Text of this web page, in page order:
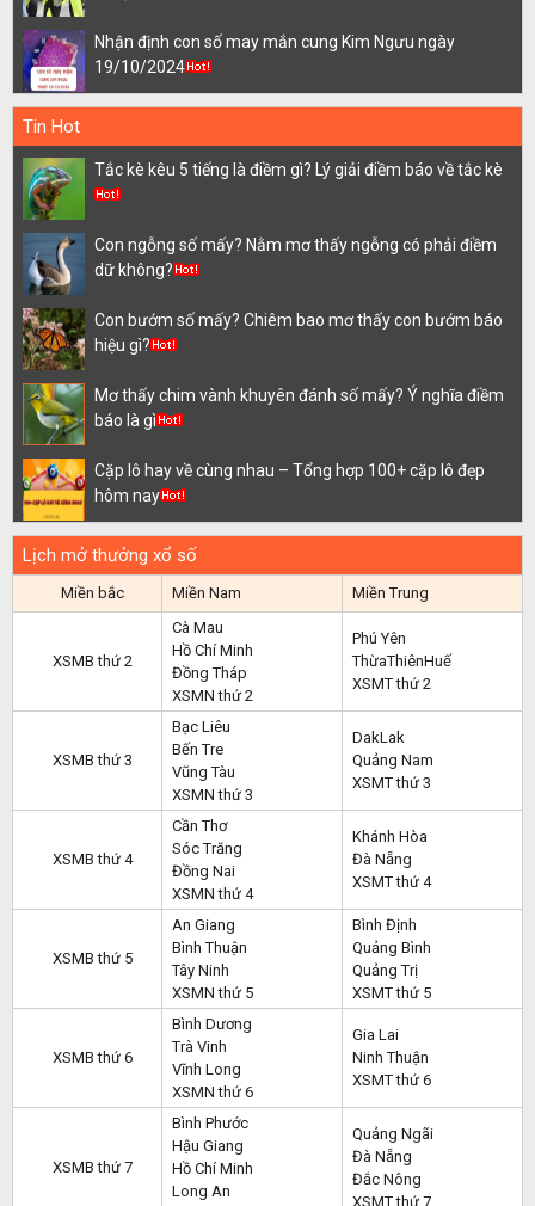
Nhận định con số may mắn cung Kim Ngưu ngày
19/10/2024
Tin Hot
Tắc kè kêu 5 tiếng là điềm gì? Lý giải điềm báo về tắc kè
Con ngỗng số mấy? Nằm mơ thấy ngỗng có phải điềm
dữ không?
Con bướm số mấy? Chiêm bao mơ thấy con bướm báo
hiệu gì?
Mơ thấy chim vành khuyên đánh số mấy? Ý nghĩa điềm
báo là gì
Cặp lô hay về cùng nhau – Tổng hợp 100+ cặp lô đẹp
hôm nay
Lịch mở thưởng xổ số
Miền bắc Miền Nam Miền Trung
XSMB thứ 2
Cà Mau
Hồ Chí Minh
Đồng Tháp
XSMN thứ 2
Phú Yên
ThừaThiênHuế
XSMT thứ 2
XSMB thứ 3
Bạc Liêu
Bến Tre
Vũng Tàu
XSMN thứ 3
DakLak
Quảng Nam
XSMT thứ 3
XSMB thứ 4
Cần Thơ
Sóc Trăng
Đồng Nai
XSMN thứ 4
Khánh Hòa
Đà Nẵng
XSMT thứ 4
XSMB thứ 5
An Giang
Bình Thuận
Tây Ninh
XSMN thứ 5
Bình Định
Quảng Bình
Quảng Trị
XSMT thứ 5
XSMB thứ 6
Bình Dương
Trà Vinh
Vĩnh Long
XSMN thứ 6
Gia Lai
Ninh Thuận
XSMT thứ 6
XSMB thứ 7
Bình Phước
Hậu Giang
Hồ Chí Minh
Long An
Quảng Ngãi
Đà Nẵng
Đắc Nông
XSMT thứ 7